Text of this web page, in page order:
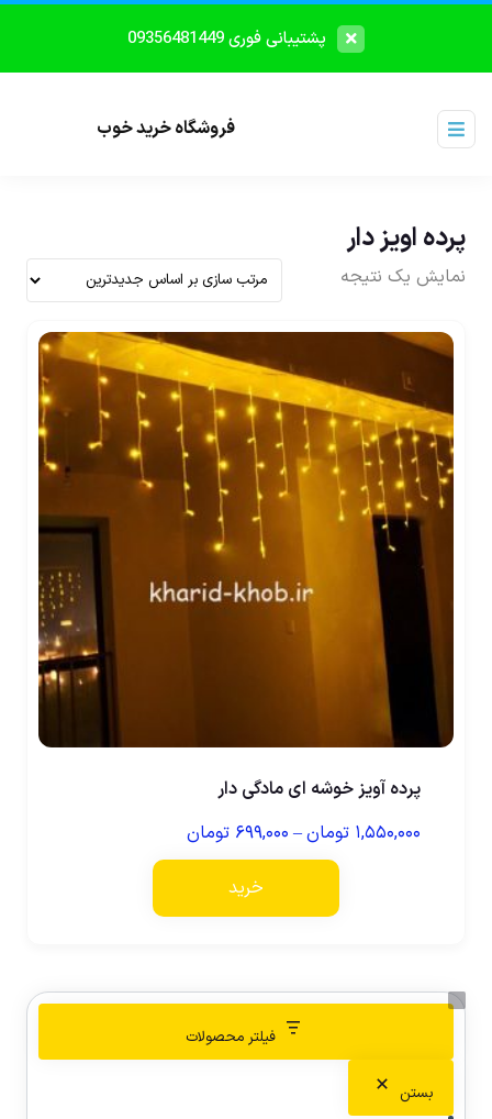
پشتیبانی فوری 09356481449
فروشگاه خرید خوب
پرده اویز دار
نمایش یک نتیجه
پرده آویز خوشه ای مادگی دار
۱,۵۵۰,۰۰۰ تومان– ۶۹۹,۰۰۰ تومان
خرید
فیلتر محصولات
بستن